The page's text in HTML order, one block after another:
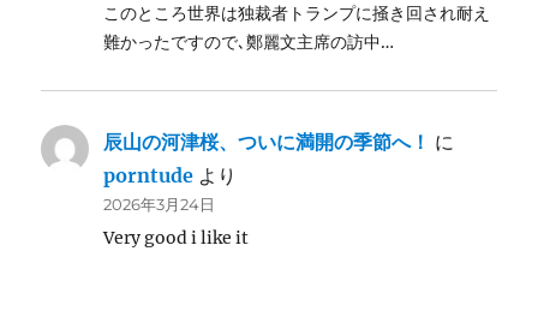
このところ世界は独裁者トランプに掻き回され耐え
難かったですので､鄭麗文主席の訪中…
辰山の河津桜、ついに満開の季節へ！ に
porntude より
2026年3月24日
Very good i like it